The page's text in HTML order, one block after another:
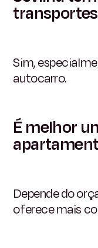
Sim,
autocarro.
É melhor
Depende do
oferece mais